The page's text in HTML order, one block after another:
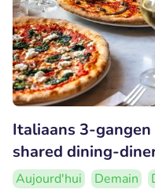
Italiaans 3-
shared dining-
Aujourd'hui Demain